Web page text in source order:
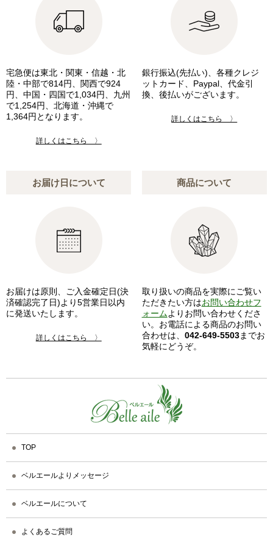
宅急便は東北・関東・信越・北
陸・中部で814円、関西で924
円、中国・四国で1,034円、九州
で1,254円、北海道・沖縄で
1,364円となります。
詳しくはこちら 〉
銀行振込(先払い)、各種クレジ
ットカード、Paypal、代金引
換、後払いがございます。
詳しくはこちら 〉
お届け日について
お届けは原則、ご入金確定日(決
済確認完了日)より5営業日以内
に発送いたします。
詳しくはこちら 〉
商品について
取り扱いの商品を実際にご覧い
ただきたい方はお問い合わせフ
ォームよりお問い合わせくださ
い。お電話による商品のお問い
合わせは、 042-649-5503までお
気軽にどうぞ。
TOP
ベルエールよりメッセージ
ベルエールについて
よくあるご質問